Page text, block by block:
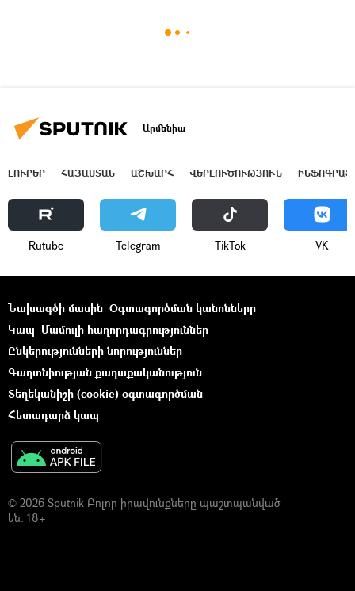
Արմենիա
ԼՈՒՐԵՐ ՀԱՅԱՍՏԱՆ ԱՇԽԱՐՀ ՎԵՐԼՈՒԾՈՒԹՅՈՒՆ
Rutube Telegram ТikТоk VK
Նախագծի մասին Օգտագործման կանոնները
Կապ Մամուլի հաղորդագրություններ
Ընկերությունների նորություններ
Գաղտնիության քաղաքականություն
Տեղեկանիշի (cookie) օգտագործման
Հետադարձ կապ
© 2026 Sputnik Բոլոր իրավունքները պաշտպանված
են. 18+